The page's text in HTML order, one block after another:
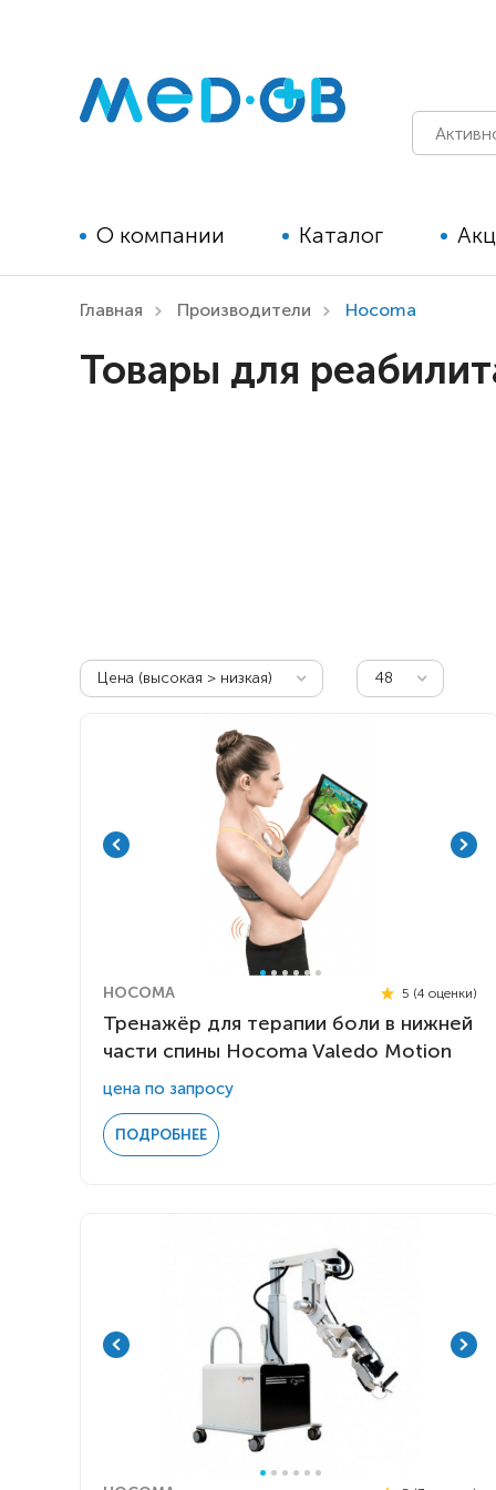
О компании Каталог
реабилитации для детей
Главная Производители Hocoma
Товары для
Цена (высокая > низкая) 48
HOCOMA 5 (4 оценки)
Тренажёр для терапии боли в нижней
части спины Hocoma Valedo Motion
цена по запросу
ПОДРОБНЕЕ